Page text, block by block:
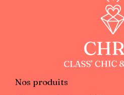
Nos produits